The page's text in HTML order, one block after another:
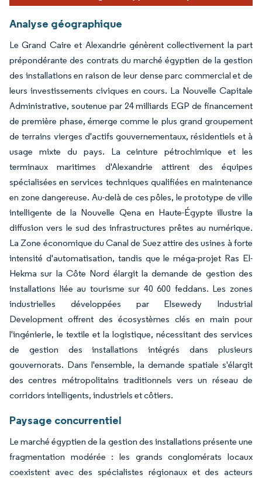
Analyse géographique
Le Grand Caire et Alexandrie génèrent collectivement la part
prépondérante des contrats du marché égyptien de la gestion
des installations en raison de leur dense parc commercial et de
leurs investissements civiques en cours. La Nouvelle Capitale
Administrative, soutenue par 24 milliards EGP de financement
de première phase, émerge comme le plus grand groupement
de terrains vierges d'actifs gouvernementaux, résidentiels et à
usage mixte du pays. La ceinture pétrochimique et les
terminaux maritimes d'Alexandrie attirent des équipes
spécialisées en services techniques qualifiées en maintenance
en zone dangereuse. Au-delà de ces pôles, le prototype de ville
intelligente de la Nouvelle Qena en Haute-Égypte illustre la
diffusion vers le sud des infrastructures prêtes au numérique.
La Zone économique du Canal de Suez attire des usines à forte
intensité d'automatisation, tandis que le méga-projet Ras El-
Hekma sur la Côte Nord élargit la demande de gestion des
installations liée au tourisme sur 40 600 feddans. Les zones
industrielles développées par Elsewedy Industrial
Development offrent des écosystèmes clés en main pour
l'ingénierie, le textile et la logistique, nécessitant des services
de gestion des installations intégrés dans plusieurs
gouvernorats. Dans l'ensemble, la demande spatiale s'élargit
des centres métropolitains traditionnels vers un réseau de
corridors intelligents, industriels et côtiers.
Paysage concurrentiel
Le marché égyptien de la gestion des installations présente une
fragmentation modérée : les grands conglomérats locaux
coexistent avec des spécialistes régionaux et des acteurs